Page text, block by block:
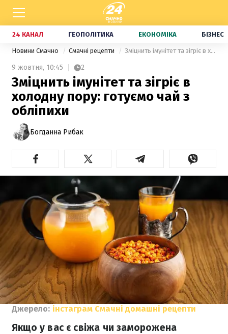
24 КАНАЛ ГЕОПОЛІТИКА ЕКОНОМІКА БІЗНЕС
Новини Смачно Смачні рецепти Зміцнить імунітет та зігріє в холодну пору: готуємо чай з обліпихи
9 жовтня, 10:45 2
Зміцнить імунітет та зігріє в
холодну пору: готуємо чай з
обліпихи
Богданна Рибак
Джерело: інстаграм Смачні домашні рецепти
Якщо у вас є свіжа чи заморожена